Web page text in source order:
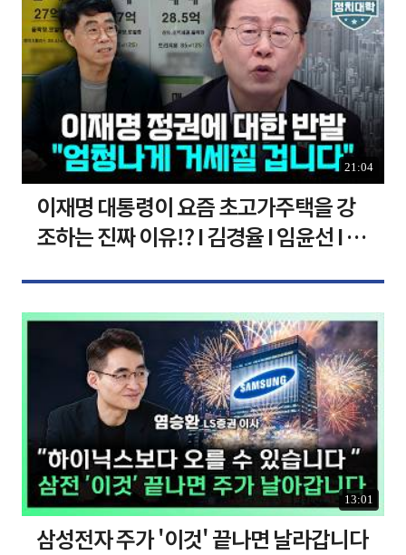
21:04
이재명 대통령이 요즘 초고가주택을 강
조하는 진짜 이유!? I 김경율 I 임윤선 I 정
13:01
삼성전자 주가 '이것' 끝나면 날라갑니다